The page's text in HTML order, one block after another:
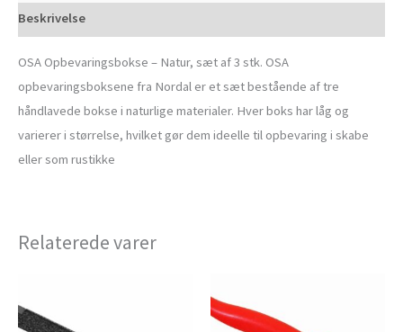
Beskrivelse
OSA Opbevaringsbokse – Natur, sæt af 3 stk. OSA
opbevaringsboksene fra Nordal er et sæt bestående af tre
håndlavede bokse i naturlige materialer. Hver boks har låg og
varierer i størrelse, hvilket gør dem ideelle til opbevaring i skabe
eller som rustikke
Relaterede varer